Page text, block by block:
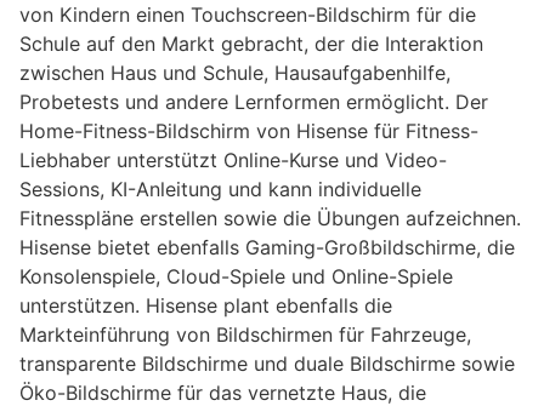
von Kindern einen Touchscreen-Bildschirm für die
Schule auf den Markt gebracht, der die Interaktion
zwischen Haus und Schule, Hausaufgabenhilfe,
Probetests und andere Lernformen ermöglicht. Der
Home-Fitness-Bildschirm von Hisense für Fitness-
Liebhaber unterstützt Online-Kurse und Video-
Sessions, KI-Anleitung und kann individuelle
Fitnesspläne erstellen sowie die Übungen aufzeichnen.
Hisense bietet ebenfalls Gaming-Großbildschirme, die
Konsolenspiele, Cloud-Spiele und Online-Spiele
unterstützen. Hisense plant ebenfalls die
Markteinführung von Bildschirmen für Fahrzeuge,
transparente Bildschirme und duale Bildschirme sowie
Öko-Bildschirme für das vernetzte Haus, die